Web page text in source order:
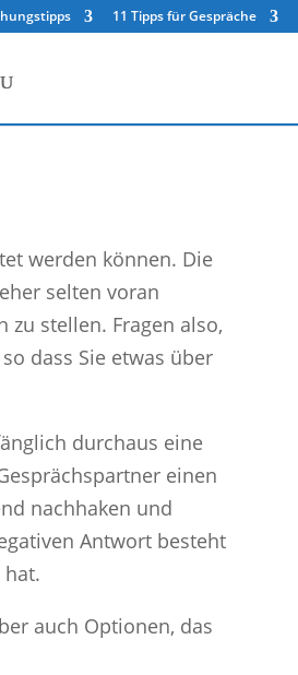
11 Tipps für Gespräche
werden können. Die
selten voran
zu stellen. Fragen also,
dass Sie etwas über
durchaus eine
einen
nachhaken und
Antwort besteht
auch Optionen, das